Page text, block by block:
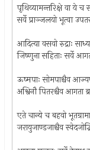
पृथिव्यामन्तरिक्षे वा ये च
सर्वे प्राञ्जलयो भूत्वा
आदित्या वसवो रुद्राः
जिष्णुना सहिताः सर्वे
ऊष्मपाः सोमपाश्चैव
अश्विनौ पितरश्चैव आगता
एते चान्ये च बहवो
जरायुजाण्डजाश्चैव